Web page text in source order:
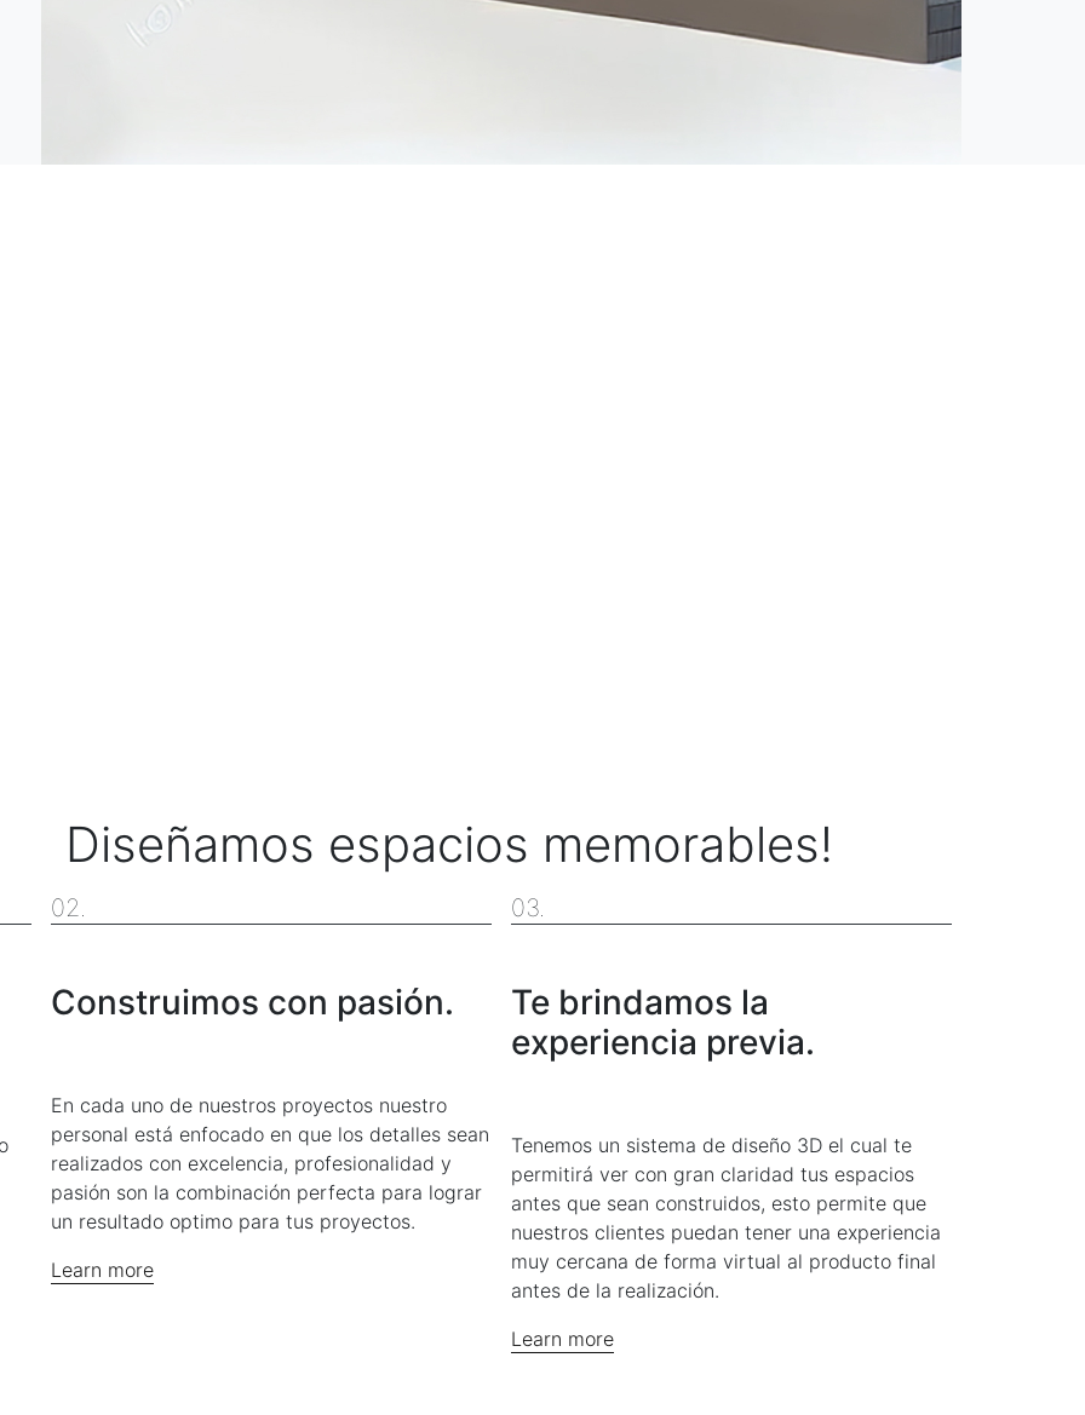
Diseñamos espacios memorables!
02.
Construimos con pasión.
En cada uno de nuestros proyectos nuestro
personal está enfocado en que los detalles sean
realizados con excelencia, profesionalidad y
pasión son la combinación perfecta para lograr
un resultado optimo para tus proyectos.
Learn more
03.
Te brindamos la
experiencia previa.
Tenemos un sistema de diseño 3D el cual te
permitirá ver con gran claridad tus espacios
antes que sean construidos, esto permite que
nuestros clientes puedan tener una experiencia
muy cercana de forma virtual al producto final
antes de la realización.
Learn more